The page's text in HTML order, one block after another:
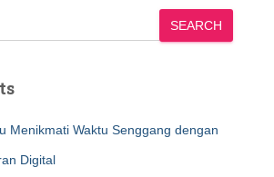
SEARCH
Menikmati Waktu Senggang dengan
Digital